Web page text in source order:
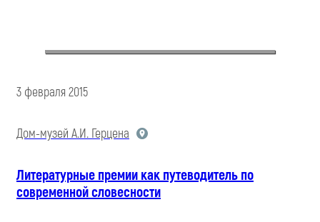
3 февраля 2015
Дом-музей А.И. Герцена
Литературные премии как путеводитель по
современной словесности